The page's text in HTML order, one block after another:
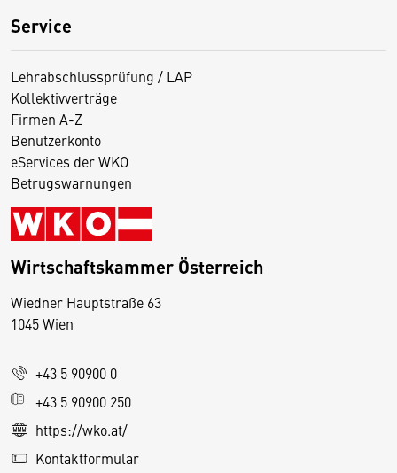
Service
Lehrabschlussprüfung / LAP
Kollektivverträge
Firmen A-Z
Benutzerkonto
eServices der WKO
Betrugswarnungen
Wirtschaftskammer Österreich
Wiedner Hauptstraße 63
1045 Wien
+43 5 90900 0
+43 5 90900 250
https://wko.at/
Kontaktformular
D
s
e
S
e